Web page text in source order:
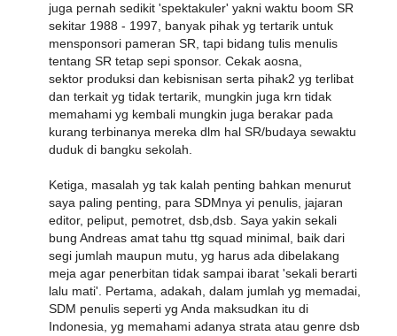
juga pernah sedikit 'spektakuler' yakni waktu boom SR
sekitar 1988 - 1997, banyak pihak yg tertarik untuk
mensponsori pameran SR, tapi bidang tulis menulis
tentang SR tetap sepi sponsor. Cekak aosna,
sektor produksi dan kebisnisan serta pihak2 yg terlibat
dan terkait yg tidak tertarik, mungkin juga krn tidak
memahami yg kembali mungkin juga berakar pada
kurang terbinanya mereka dlm hal SR/budaya sewaktu
duduk di bangku sekolah.
Ketiga, masalah yg tak kalah penting bahkan menurut
saya paling penting, para SDMnya yi penulis, jajaran
editor, peliput, pemotret, dsb,dsb. Saya yakin sekali
bung Andreas amat tahu ttg squad minimal, baik dari
segi jumlah maupun mutu, yg harus ada dibelakang
meja agar penerbitan tidak sampai ibarat 'sekali berarti
lalu mati'. Pertama, adakah, dalam jumlah yg memadai,
SDM penulis seperti yg Anda maksudkan itu di
Indonesia, yg memahami adanya strata atau genre dsb